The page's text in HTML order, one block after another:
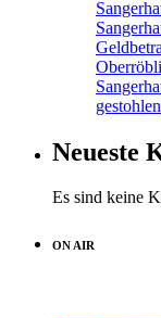
gestohlen
Neueste
Es sind keine
ON AIR